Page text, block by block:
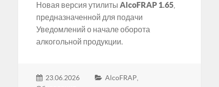
Новая версия утилитыAlcoFRAP 1.65
предназначенной для подачи
Уведомлений о начале оборота
алкогольной продукции.
23.06.2026 AlcoFRAP,